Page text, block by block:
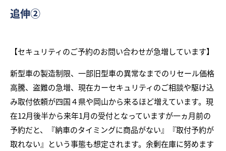
追伸②
【セキュリティのご予約のお問い合わせが急増しています】
新型車の製造制限、一部旧型車の異常なまでのリセール価格
高騰、盗難の急増、現在カーセキュリティのご相談や駆け込
み取付依頼が四国４県や岡山から来るほど増えています。現
在12月後半から来年1月の受付となっていますが一ヵ月前の
予約だと、『納車のタイミングに商品がない』『取付予約が
取れない』という事態も想定されます。余剰在庫に努めます